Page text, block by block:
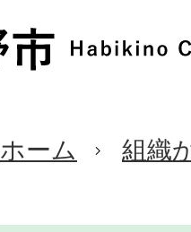
ホーム 組織